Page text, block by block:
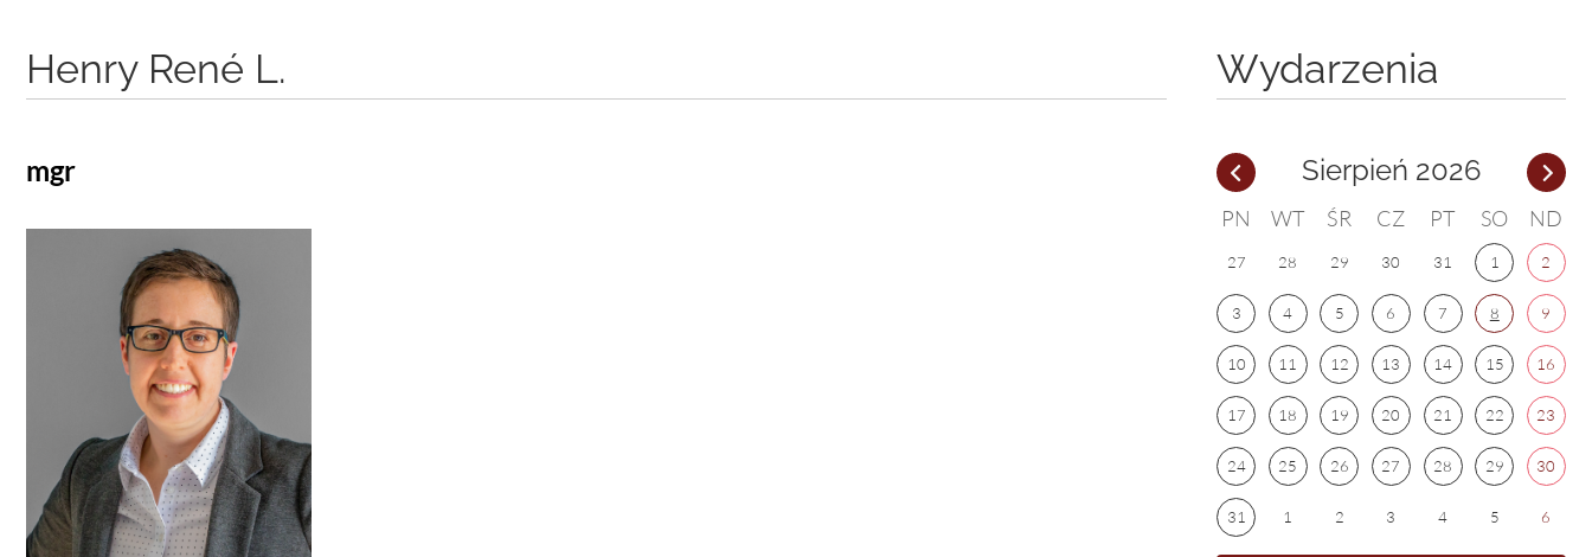
Henry René L.
mgr
Wydarzenia
Sierpień 2026
PN WT ŚR CZ PT SO ND
27 28 29 30 31 1 2
3 4 5 6 7 8 9
10 11 12 13 14 15 16
17 18 19 20 21 22 23
24 25 26 27 28 29 30
31 1 2 3 4 5 6